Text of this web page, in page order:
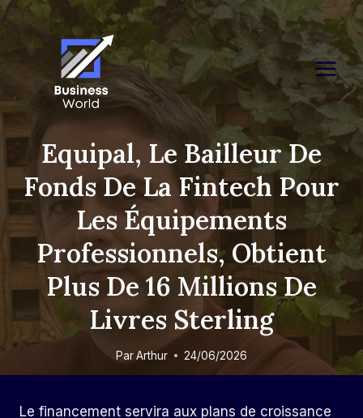
Skip
Equipal, Le Bailleur De
Fonds De La Fintech Pour
Les Équipements
Professionnels, Obtient
Plus De 16 Millions De
Livres Sterling
ParArthur 24/06/2026
Le financement servira aux plans de croissance